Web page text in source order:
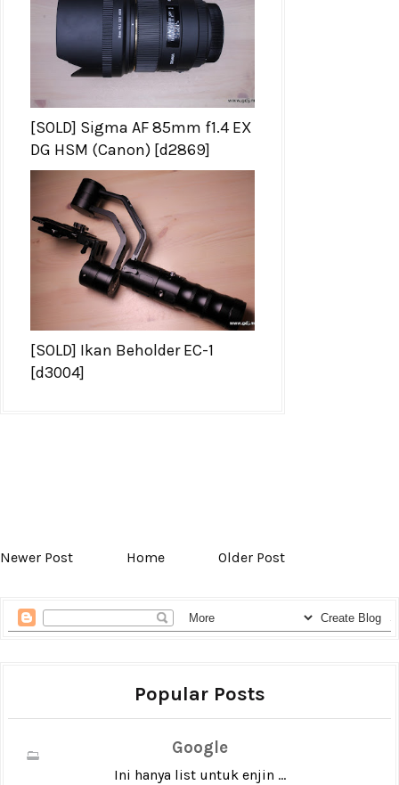
[SOLD] Sigma AF 85mm f1.4 EX
DG HSM (Canon) [d2869]
[SOLD] Ikan Beholder EC-1
[d3004]
Newer Post Home Older Post
Popular Posts
Google
Ini hanya list untuk enjin ...